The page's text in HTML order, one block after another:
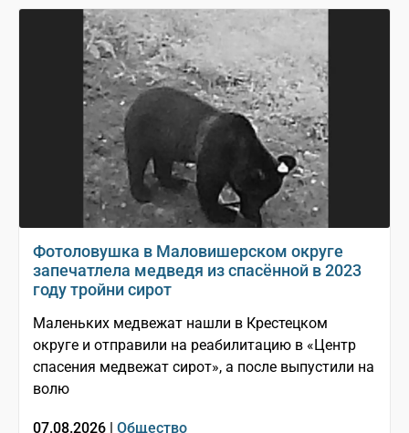
Фотоловушка в Маловишерском округе
запечатлела медведя из спасённой в 2023
году тройни сирот
Маленьких медвежат нашли в Крестецком
округе и отправили на реабилитацию в «Центр
спасения медвежат сирот», а после выпустили на
волю
07.08.2026 | Общество